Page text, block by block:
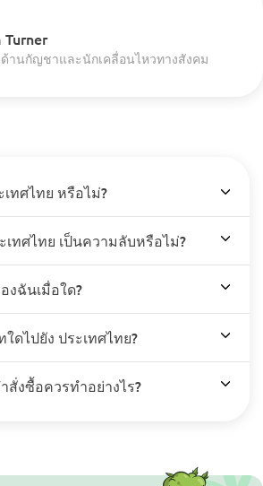
Turner
านกัญชาและนักเคลื่อนไหวทางสังคม
ทศไทย หรือไม่?
เทศไทย เป็นความลับหรือไม่?
งฉันเมื่อใด?
ดไปยัง ประเทศไทย?
สั่งซื้อควรทำอย่างไร?